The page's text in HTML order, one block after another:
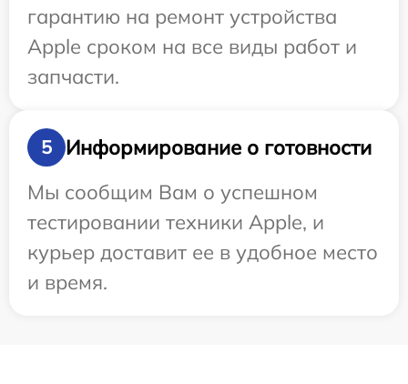
гарантию на ремонт устройства
Apple сроком на все виды работ и
запчасти.
5
Информирование о готовности
Мы сообщим Вам о успешном
тестировании техники Apple, и
курьер доставит ее в удобное место
и время.